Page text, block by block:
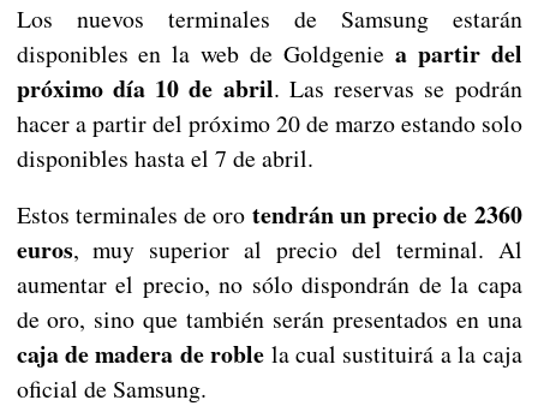
Los nuevos terminales de Samsung estarán
disponibles en la web de Goldgenie a partir del
próximo día 10 de abril. Las reservas se podrán
hacer a partir del próximo 20 de marzo estando solo
disponibles hasta el 7 de abril.
Estos terminales de oro tendrán un precio de 2360
euros, muy superior al precio del terminal. Al
aumentar el precio, no sólo dispondrán de la capa
de oro, sino que también serán presentados en una
caja de madera de roble la cual sustituirá a la caja
oficial de Samsung.